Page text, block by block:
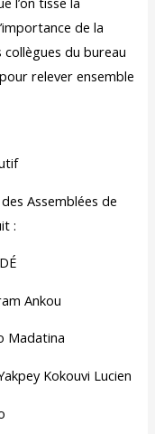
de la
du bureau
relever ensemble
Assemblées de
:
Ankou
Madatina
Kokouvi Lucien